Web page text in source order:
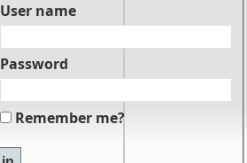
User name
Password
Remember me?